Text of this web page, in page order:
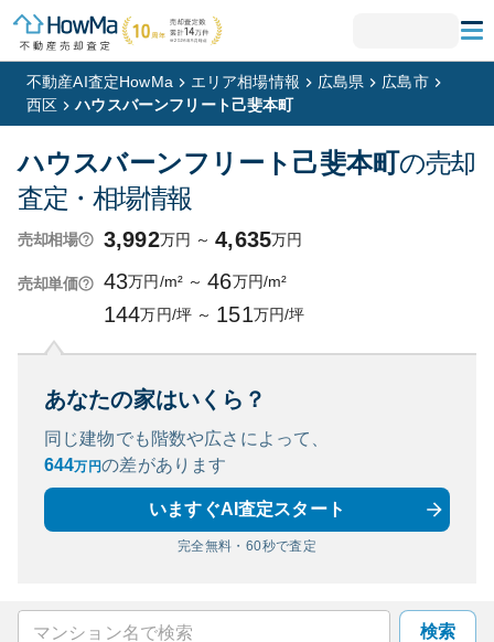
不動産AI査定HowMa エリア相場情報 広島県
広島市
西区
ハウスバーンフリート己斐本町
ハウスバーンフリート己斐本町の売却
査定・相場情報
売却相場 3,992万円 ～ 4,635万円
売却単価 43万円/m² ～ 46万円/m²
144万円/坪 ～ 151万円/坪
あなたの家はいくら？
同じ建物でも階数や広さによって、
644万円の差があります
いますぐAI査定スタート
完全無料・60秒で査定
検索